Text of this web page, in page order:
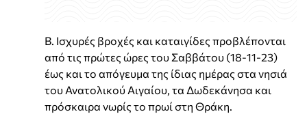
Β. Ισχυρές βροχές και καταιγίδες προβλέπονται
από τις πρώτες ώρες του Σαββάτου (18-11-23)
έως και το απόγευμα της ίδιας ημέρας στα νησιά
του Ανατολικού Αιγαίου, τα Δωδεκάνησα και
πρόσκαιρα νωρίς το πρωί στη Θράκη.